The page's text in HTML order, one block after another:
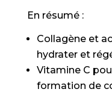
En résumé :
Collagène et
hydrater et
Vitamine C
formation de